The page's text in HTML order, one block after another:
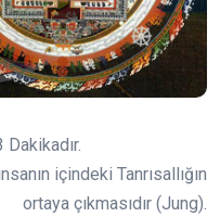
Dakikadır.
içindeki Tanrısallığın
ortaya çıkmasıdır (Jung).